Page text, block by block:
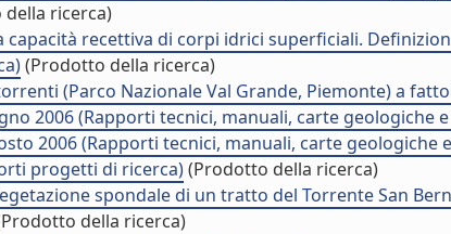
ricerca)
recettiva di corpi idrici superficiali.
(Prodotto della ricerca)
(Parco Nazionale Val Grande, Piemonte) a
2006 (Rapporti tecnici, manuali, carte
2006 (Rapporti tecnici, manuali, carte
progetti di ricerca)(Prodotto della ricerca)
spondale di un tratto del Torrente San
della ricerca)